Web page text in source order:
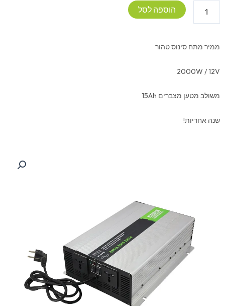
הוספה לסל
ממיר מתח סינוס טהור
2000W / 12V
משולב מטען מצברים 15Ah
שנה אחריות!